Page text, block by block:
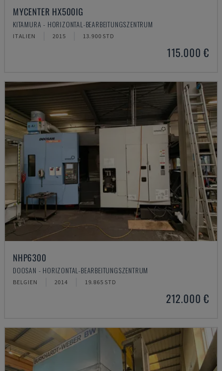
MYCENTER HX500IG
KITAMURA - HORIZONTAL-BEARBEITUNGSZENTRUM
ITALIEN 2015 13.900 STD
115.000 €
NHP6300
DOOSAN - HORIZONTAL-BEARBEITUNGSZENTRUM
BELGIEN 2014 19.865 STD
212.000 €